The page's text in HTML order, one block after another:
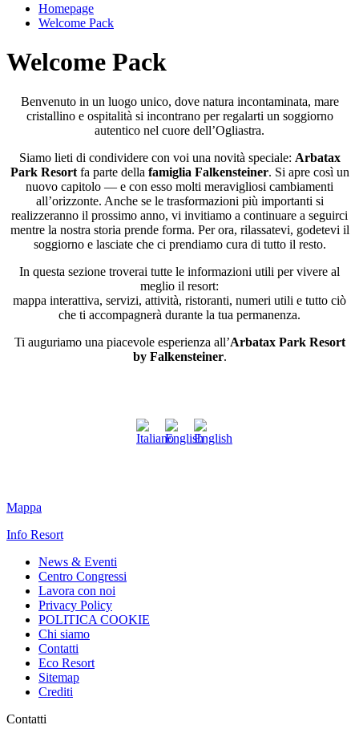
Homepage
Welcome Pack
Welcome Pack
Benvenuto in un luogo unico, dove natura incontaminata, mare
cristallino e ospitalità si incontrano per regalarti un soggiorno
autentico nel cuore dell’Ogliastra.
Siamo lieti di condividere con voi una novità speciale: Arbatax
Park Resortfa parte della famiglia Falkensteiner. Si apre così un
nuovo capitolo — e con esso molti meravigliosi cambiamenti
all’orizzonte. Anche se le trasformazioni più importanti si
realizzeranno il prossimo anno, vi invitiamo a continuare a seguirci
mentre la nostra storia prende forma. Per ora, rilassatevi, godetevi il
soggiorno e lasciate che ci prendiamo cura di tutto il resto.
In questa sezione troverai tutte le informazioni utili per vivere al
meglio il resort:
mappa interattiva, servizi, attività, ristoranti, numeri utili e tutto ciò
che ti accompagnerà durante la tua permanenza.
Ti auguriamo una piacevole esperienza all’Arbatax Park Resort
by Falkensteiner.
Mappa
Info Resort
News & Eventi
Centro Congressi
Lavora con noi
Privacy Policy
POLITICA COOKIE
Chi siamo
Contatti
Eco Resort
Sitemap
Crediti
Contatti